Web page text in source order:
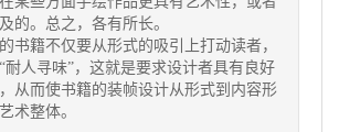
的。总之，各有所长。
书籍不仅要从形式的吸引上打动读者，
耐人寻味”，这就是要求设计者具有良好
从而使书籍的装帧设计从形式到内容形
术整体。